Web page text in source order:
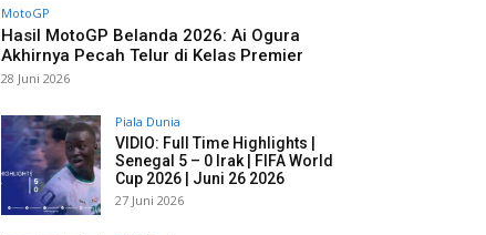
MotoGP
Hasil MotoGP Belanda 2026: Ai Ogura
Akhirnya Pecah Telur di Kelas Premier
28 Juni 2026
Piala Dunia
VIDIO: Full Time Highlights |
Senegal 5 – 0 Irak | FIFA World
Cup 2026 | Juni 26 2026
27 Juni 2026